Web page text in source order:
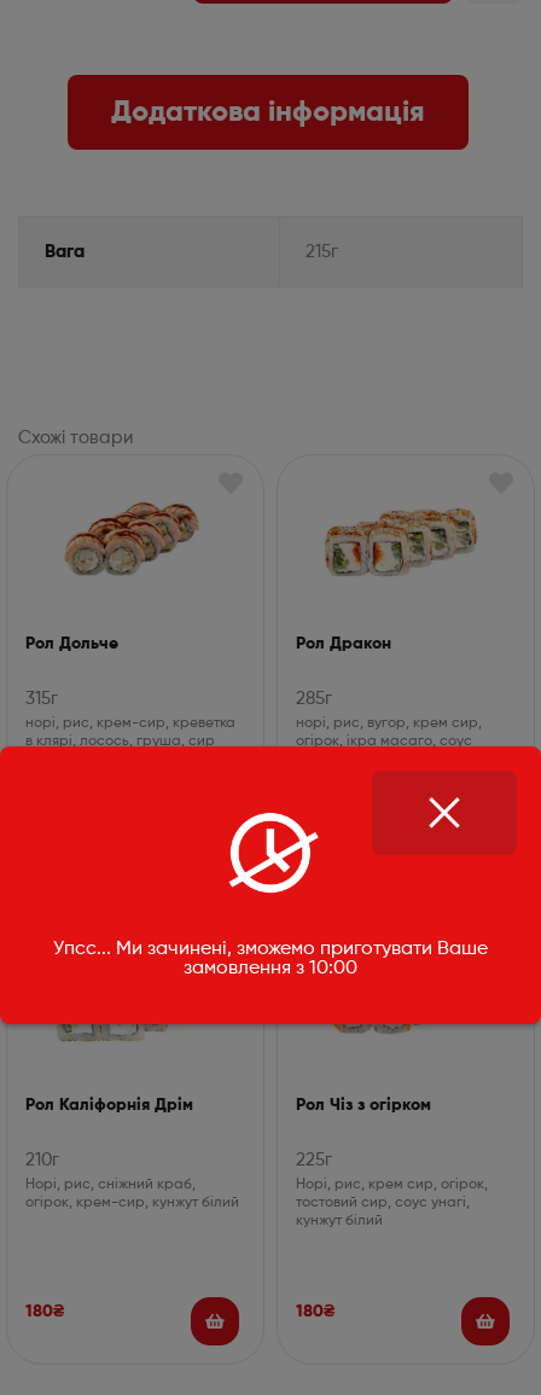
Додаткова інформація
Вага 215г
Схожі товари
Рол Дольче
315г
норі, рис, крем-сир, креветка
в клярі, лосось, груша, сир
Рол Дракон
285г
норі, рис, вугор, крем сир,
огірок, ікра масаго, соус
325
Рол Каліфорнія Дрім
210г
Норі, рис, сніжний краб,
огірок, крем-сир, кунжут білий
180₴
Рол Чіз з огірком
225г
Норі, рис, крем сир, огірок,
тостовий сир, соус унагі,
кунжут білий
180₴
Упсс... Ми зачинені, зможемо приготувати Ваше
замовлення з 10:00